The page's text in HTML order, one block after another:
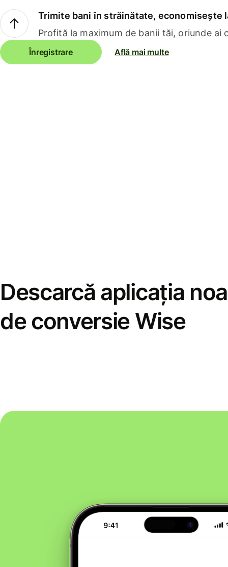
Trimite bani în străinătate, economisește
Profită la maximum de banii tăi, oriunde ai
Înregistrare Află mai multe
Descarcă aplicația
de conversie Wise